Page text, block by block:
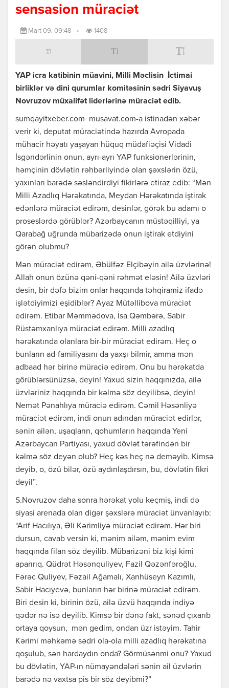
sensasion müraciət
Mart 09, 09:48 • 1408
YAP icra katibinin müavini, Milli Məclisin İctimai
birliklər və dini qurumlar komitəsinin sədri Siyavuş
Novruzov müxalifət liderlərinə müraciət edib.
sumqayitxeber.com musavat.com-a istinadən xəbər
verir ki, deputat müraciətində hazırda Avropada
mühacir həyatı yaşayan hüquq müdafiəçisi Vidadi
İsgəndərlinin onun, ayrı-ayrı YAP funksionerlərinin,
həmçinin dövlətin rəhbərliyində olan şəxslərin özü,
yaxınları barədə səsləndirdiyi fikirlərə etiraz edib: “Mən
Milli Azadlıq Hərəkatında, Meydan Hərəkatında iştirak
edənlərə müraciət edirəm, desinlər, görək bu adamı o
proseslərdə görüblər? Azərbaycanın müstəqilliyi, ya
Qarabağ uğrunda mübarizədə onun iştirak etdiyini
görən olubmu?
Mən müraciət edirəm, Əbülfəz Elçibəyin ailə üzvlərinə!
Allah onun özünə qəni-qəni rəhmət eləsin! Ailə üzvləri
desin, bir dəfə bizim onlar haqqında təhqiramiz ifadə
işlətdiyimizi eşidiblər? Ayaz Mütəllibova müraciət
edirəm. Etibar Məmmədova, İsa Qəmbərə, Sabir
Rüstəmxanlıya müraciət edirəm. Milli azadlıq
hərəkatında olanlara bir-bir müraciət edirəm. Heç o
bunların ad-familiyasını da yaxşı bilmir, amma mən
adbaad hər birinə müraciə edirəm. Onu bu hərəkatda
görüblərsünüzsə, deyin! Yaxud sizin haqqınızda, ailə
üzvləriniz haqqında bir kəlmə söz deyilibsə, deyin!
Nemət Pənahlıya müraciə edirəm. Cəmil Həsənliyə
müraciət edirəm, indi onun adından müraciət edirlər,
sənin ailən, uşaqların, qohumların haqqında Yeni
Azərbaycan Partiyası, yaxud dövlət tərəfindən bir
kəlmə söz deyən olub? Heç kəs heç nə deməyib. Kimsə
deyib, o, özü bilər, özü aydınlaşdırsın, bu, dövlətin fikri
deyil”.
S.Novruzov daha sonra hərəkat yolu keçmiş, indi də
siyasi arenada olan digər şəxslərə müraciət ünvanlayıb:
“Arif Hacılıya, Əli Kərimliyə müraciət edirəm. Hər biri
dursun, cavab versin ki, mənim ailəm, mənim evim
haqqında filan söz deyilib. Mübarizəni biz kişi kimi
aparırıq. Qüdrət Həsənquliyev, Fazil Qəzənfəroğlu,
Fərəc Quliyev, Fəzail Ağamalı, Xanhüseyn Kazımlı,
Sabir Hacıyevə, bunların hər birinə müraciət edirəm.
Biri desin ki, birinin özü, ailə üzvü haqqında indiyə
qədər nə isə deyilib. Kimsə bir dənə fakt, sənəd çıxarıb
ortaya qoysun, mən gedim, ondan üzr istəyim. Tahir
Kərimi məhkəmə sədri ola-ola milli azadlıq hərəkatına
qoşulub, sən hardaydın onda? Görmüsənmi onu? Yaxud
bu dövlətin, YAP-ın nümayəndələri sənin ail üzvlərin
barədə nə vaxtsa pis bir söz deyibmi?”